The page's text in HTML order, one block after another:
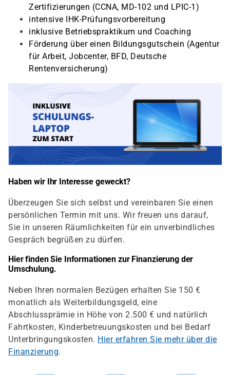
Zertifizierungen (CCNA, MD-102 und LPIC-1)
intensive IHK-Prüfungsvorbereitung
inklusive Betriebspraktikum und Coaching
Förderung über einen Bildungsgutschein (Agentur
für Arbeit, Jobcenter, BFD, Deutsche
Rentenversicherung)
Haben wir Ihr Interesse geweckt?
Überzeugen Sie sich selbst und vereinbaren Sie einen
persönlichen Termin mit uns. Wir freuen uns darauf,
Sie in unseren Räumlichkeiten für ein unverbindliches
Gespräch begrüßen zu dürfen.
Hier finden Sie Informationen zur Finanzierung der
Umschulung.
Neben Ihren normalen Bezügen erhalten Sie 150 €
monatlich als Weiterbildungsgeld, eine
Abschlussprämie in Höhe von 2.500 € und natürlich
Fahrtkosten, Kinderbetreuungskosten und bei Bedarf
Unterbringungskosten. Hier erfahren Sie mehr über die
Finanzierung.